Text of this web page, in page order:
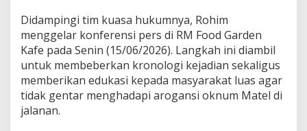
a
l
u
r
H
u
u
Didampingi tim kuasa hukumnya, Rohim
menggelar konferensi pers di RM Food Garden
Kafe pada Senin (15/06/2026). Langkah ini diambil
untuk membeberkan kronologi kejadian sekaligus
memberikan edukasi kepada masyarakat luas agar
tidak gentar menghadapi arogansi oknum Matel di
jalanan.